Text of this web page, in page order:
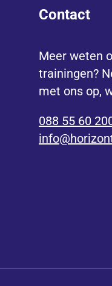
Contact
Meer weten
trainingen?
met ons op,
088 55 60